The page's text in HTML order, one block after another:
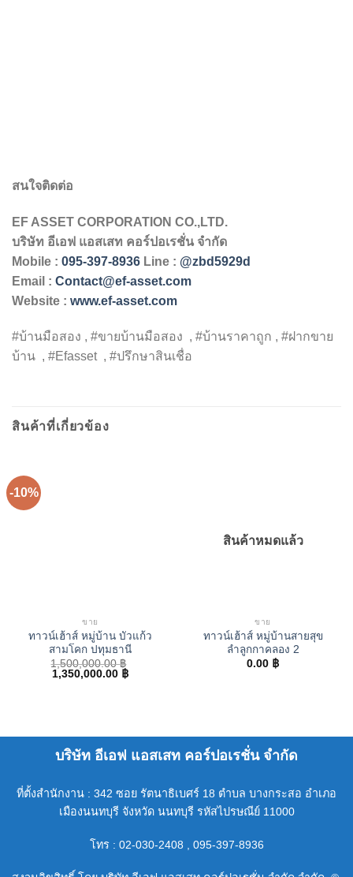
สนใจติดต่อ
EF ASSET CORPORATION CO.,LTD.
บริษัท อีเอฟ แอสเสท คอร์ปอเรชั่น จำกัด
Mobile : 095-397-8936 Line : @zbd5929d
Email : Contact@ef-asset.com
Website : www.ef-asset.com
#บ้านมือสอง , #ขายบ้านมือสอง , #บ้านราคาถูก , #ฝากขาย
บ้าน , #Efasset , #ปรึกษาสินเชื่อ
สินค้าที่เกี่ยวข้อง
-10%
ขาย
ทาวน์เฮ้าส์ หมู่บ้าน บัวแก้ว
สามโคก ปทุมธานี
1,500,000.00฿
Original
1,350,000.00 ฿Current
สินค้าหมดแล้ว
ขาย
ทาวน์เฮ้าส์ หมู่บ้านสายสุข
ลำลูกกาคลอง 2
0.00 ฿
บริษัท อีเอฟ แอสเสท คอร์ปอเรชั่น จำกัด
ที่ตั้งสำนักงาน : 342 ซอย รัตนาธิเบศร์ 18 ตำบล บางกระสอ อำเภอ
เมืองนนทบุรี จังหวัด นนทบุรี รหัสไปรษณีย์ 11000
โทร : 02-030-2408 , 095-397-8936